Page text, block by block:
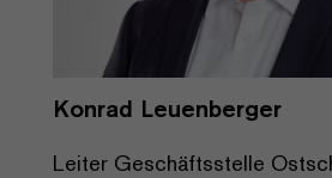
Konrad Leuenberger
Leiter Geschäftsstelle